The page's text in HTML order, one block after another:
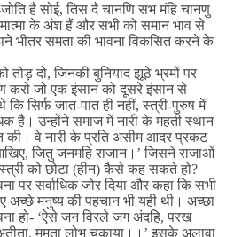
है सोई, तिस दै चानणि सभ मंहि चानणु
के अंश हैं और सभी को समान भाव से
भीतर समता की भावना विकसित करने के
तोड़ दो, जिनकी बुनियाद झूठे भ्रमों पर
करो जो एक इंसान को दूसरे इंसान से
सिर्फ जात-पांत ही नहीं, स्त्री-पुरुष में
है। उन्होंने समाज में नारी के महती स्थान
की। वे नारी के प्रति असीम आदर प्रकट
जितु जनमहि राजान।’ जिसने राजाओं
को छोटा (हीन) कैसे कह सकते हो?
पर सर्वाधिक जोर दिया और कहा कि सभी
मनुष्य की पहचान भी यही थी। अच्छा
हो- ‘ऐसे जन विरले जग अंदहि, परख
ममता लोभ चुकाया।।’ इसके अलावा